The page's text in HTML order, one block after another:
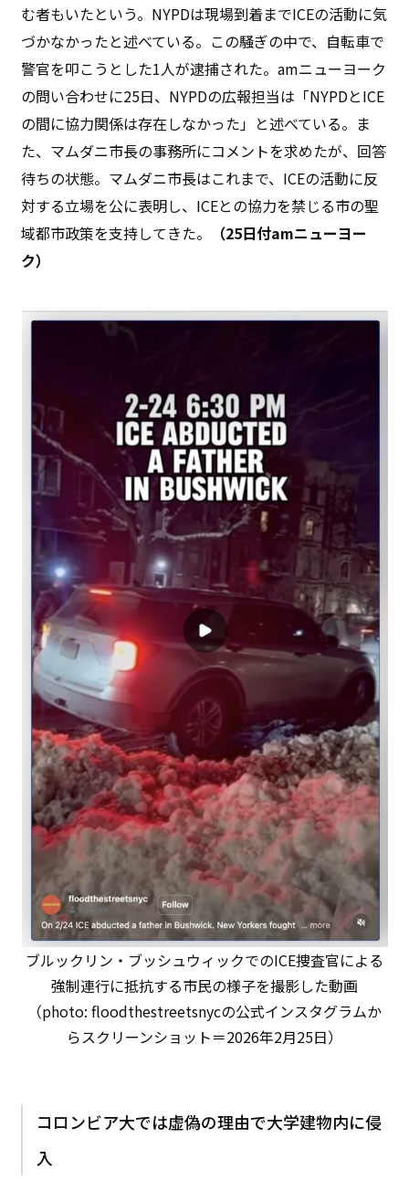
む者もいたという。NYPDは現場到着までICEの活動に気
づかなかったと述べている。この騒ぎの中で、自転車で
警官を叩こうとした1人が逮捕された。amニューヨーク
の問い合わせに25日、NYPDの広報担当は「NYPDとICE
の間に協力関係は存在しなかった」と述べている。ま
た、マムダニ市長の事務所にコメントを求めたが、回答
待ちの状態。マムダニ市長はこれまで、ICEの活動に反
対する立場を公に表明し、ICEとの協力を禁じる市の聖
域都市政策を支持してきた。
（25日付amニューヨー
ク）
ブルックリン・ブッシュウィックでのICE捜査官による
強制連行に抵抗する市民の様子を撮影した動画
（photo: floodthestreetsnycの公式インスタグラムか
らスクリーンショット＝2026年2月25日）
コロンビア大では虚偽の理由で大学建物内に侵
入